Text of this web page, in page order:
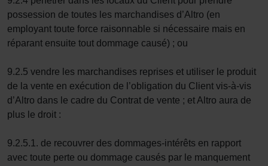
possession de toutes les marchandises d’Altro (en
employant toute force raisonnable si nécessaire mais en
réparant ensuite tout dommage causé) ; ou
9.2.5 vendre les marchandises reprises et utiliser le produit
de la vente en exécution de l’obligation du Client vis-à-vis
d’Altro dans le cadre du Contrat de vente ; et Altro aura de
plus le droit :
9.2.5.1. de recouvrer des dommages-intérêts en rapport
avec toute perte ou dommage causés par le manquement